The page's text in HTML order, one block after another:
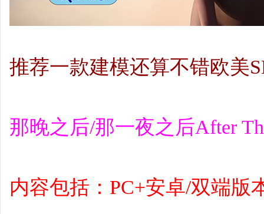
推荐一款建模还算不错欧美
那晚之后/那一夜之后After
内容包括：PC+安卓/双端版